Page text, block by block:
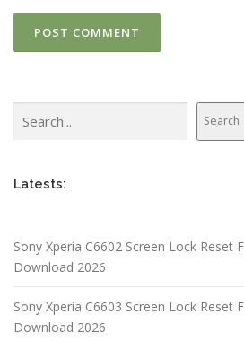
Search
Latests:
Sony Xperia C6602 Screen Lock Reset
Download 2026
Sony Xperia C6603 Screen Lock Reset
Download 2026